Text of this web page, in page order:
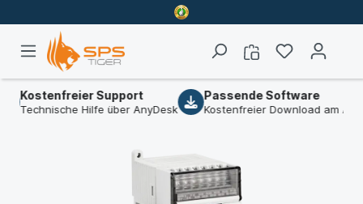
Support
Hilfe über AnyDesk
Passende Software
Kostenfreier Download am Artikel